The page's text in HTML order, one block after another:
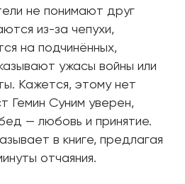
не понимают друг
из-за чепухи,
на подчинённых,
ужасы войны или
Кажется, этому нет
Гемин Суним уверен,
— любовь и принятие.
в книге, предлагая
отчаяния.